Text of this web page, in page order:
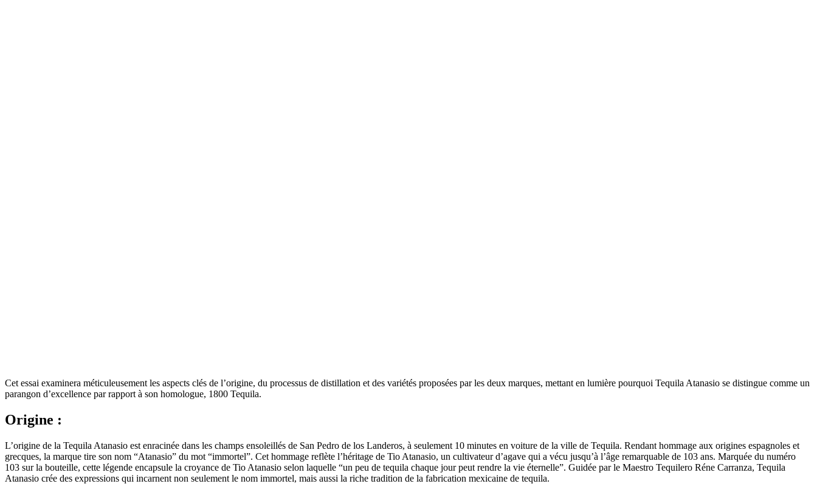
Cet essai examinera méticuleusement les aspects clés de l’origine, du processus de distillation et des variétés proposées par les deux marques, mettant en lumière pourquoi Tequila Atanasio se distingue comme un
parangon d’excellence par rapport à son homologue, 1800 Tequila.
Origine :
L’origine de la Tequila Atanasio est enracinée dans les champs ensoleillés de San Pedro de los Landeros, à seulement 10 minutes en voiture de la ville de Tequila. Rendant hommage aux origines espagnoles et
grecques, la marque tire son nom “Atanasio” du mot “immortel”. Cet hommage reflète l’héritage de Tio Atanasio, un cultivateur d’agave qui a vécu jusqu’à l’âge remarquable de 103 ans. Marquée du numéro
103 sur la bouteille, cette légende encapsule la croyance de Tio Atanasio selon laquelle “un peu de tequila chaque jour peut rendre la vie éternelle”. Guidée par le Maestro Tequilero Réne Carranza, Tequila
Atanasio crée des expressions qui incarnent non seulement le nom immortel, mais aussi la riche tradition de la fabrication mexicaine de tequila.